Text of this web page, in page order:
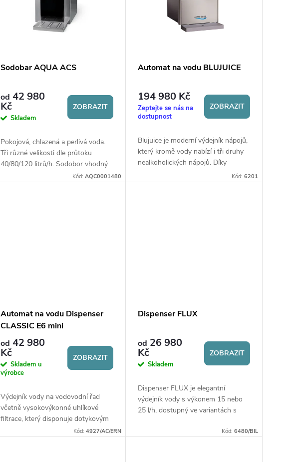
Sodobar AQUA ACS
od 42 980
Kč
Skladem
ZOBRAZIT
Pokojová, chlazená a perlivá voda.
Tři různé velikosti dle průtoku
40/80/120 litrů/h. Sodobor vhodný
pro profesionální potřeby. Snadné
Kód: AQC0001480
Automat na vodu BLUJUICE
194 980 Kč
Zeptejte se nás na
dostupnost
ZOBRAZIT
Blujuice je moderní výdejník nápojů,
který kromě vody nabízí i tři druhy
nealkoholických nápojů. Díky
kompaktnímu designu, elegantnímu
provedení a špičkovému výkonu až
Kód: 6201
Automat na vodu Dispenser
CLASSIC E6 mini
od 42 980
Kč
Skladem u
výrobce
ZOBRAZIT
Výdejník vody na vodovodní řad
včetně vysokovýkonné uhlíkové
filtrace, který disponuje dotykovým
ovládáním a bezdotykovým
Kód: 4927/AC/ERN
Dispenser FLUX
od 26 980
Kč
Skladem
ZOBRAZIT
Dispenser FLUX je elegantní
výdejník vody s výkonem 15 nebo
25 l/h, dostupný ve variantách s
Kód: 6480/BIL